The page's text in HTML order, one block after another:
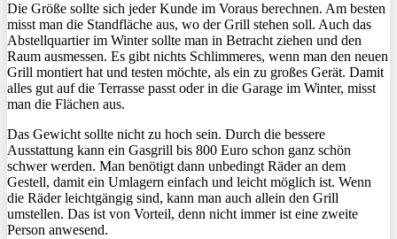
Die Größe sollte sich jeder Kunde im Voraus berechnen. Am besten
misst man die Standfläche aus, wo der Grill stehen soll. Auch das
Abstellquartier im Winter sollte man in Betracht ziehen und den
Raum ausmessen. Es gibt nichts Schlimmeres, wenn man den neuen
Grill montiert hat und testen möchte, als ein zu großes Gerät. Damit
alles gut auf die Terrasse passt oder in die Garage im Winter, misst
man die Flächen aus.
Das Gewicht sollte nicht zu hoch sein. Durch die bessere
Ausstattung kann ein Gasgrill bis 800 Euro schon ganz schön
schwer werden. Man benötigt dann unbedingt Räder an dem
Gestell, damit ein Umlagern einfach und leicht möglich ist. Wenn
die Räder leichtgängig sind, kann man auch allein den Grill
umstellen. Das ist von Vorteil, denn nicht immer ist eine zweite
Person anwesend.